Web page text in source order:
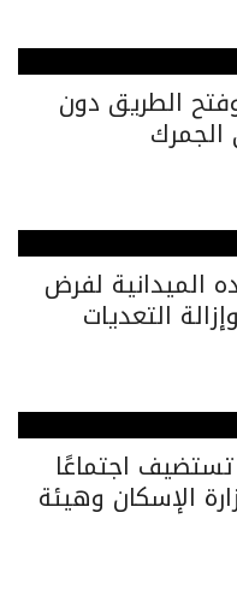
الطريق دون
الميدانية لفرض
اجتماعًا
الإسكان وهيئة